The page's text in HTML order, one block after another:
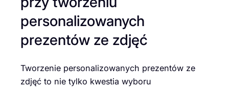
personalizowanych
prezentów ze zdjęć
Tworzenie personalizowanych prezentów ze
zdjęć to nie tylko kwestia wyboru